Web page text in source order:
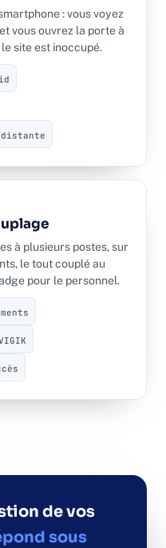
: vous voyez
vous ouvrez la porte à
site est inoccupé.
à plusieurs postes, sur
le tout couplé au
pour le personnel.
de vos
sous